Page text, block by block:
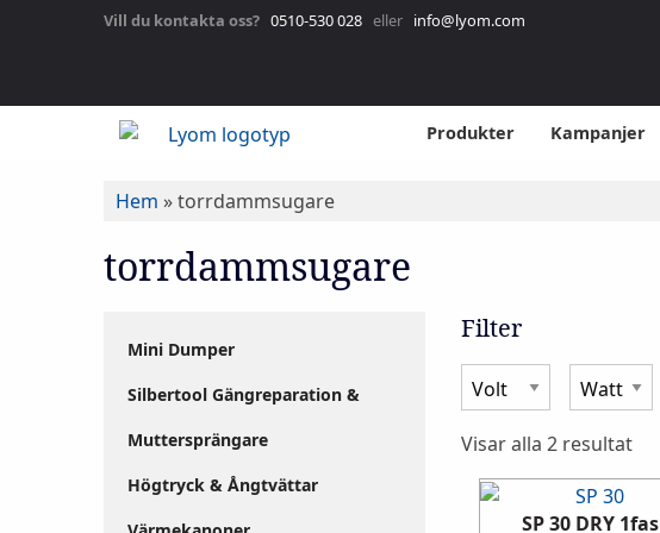
Vill du kontakta oss? 0510-530 028 eller info@lyom.com
Produkter Kampanjer
Hem »torrdammsugare
torrdammsugare
Mini Dumper
Silbertool Gängreparation &
Muttersprängare
Högtryck & Ångtvättar
Filter
Visar alla 2 resultat
SP 30 DRY 1fas